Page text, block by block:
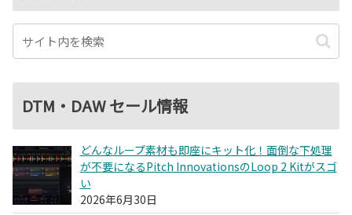
DTM・DAW セール情報
どんなループ素材も即座にキット化！面倒な下処理
が不要になるPitch InnovationsのLoop 2 Kitがスゴ
い
2026年6月30日